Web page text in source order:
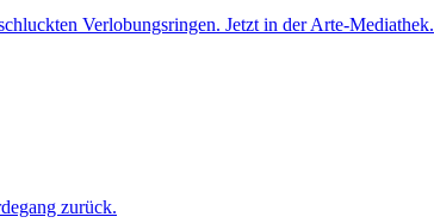
Verlobungsringen. Jetzt in der Arte-Mediathek.
zurück.